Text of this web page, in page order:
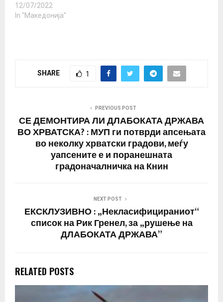
12/07/2022
In "Македонија"
SHARE 1
PREVIOUS POST
СЕ ДЕМОНТИРА ЛИ ДЛАБОКАТА ДРЖАВА
ВО ХРВАТСКА? : МУП ги потврди апсењата
во неколку хрватски градови, меѓу
уапсените е и поранешната
градоначалничка на Книн
NEXT POST
ЕКСКЛУЗИВНО : „Некласифицираниот“
список на Рик Гренел, за „рушење на
ДЛАБОКАТА ДРЖАВА”
RELATED POSTS